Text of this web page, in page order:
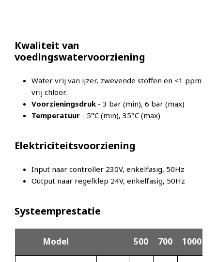
Kwaliteit van
voedingswatervoorziening
Water vrij van ijzer, zwevende stoffen en <1 ppm
vrij chloor.
Voorzieningsdruk - 3 bar (min), 6 bar (max)
Temperatuur - 5°C (min), 35°C (max)
Elektriciteitsvoorziening
Input naar controller 230V, enkelfasig, 50Hz
Output naar regelklep 24V, enkelfasig, 50Hz
Systeemprestatie
Model 500 700 1000